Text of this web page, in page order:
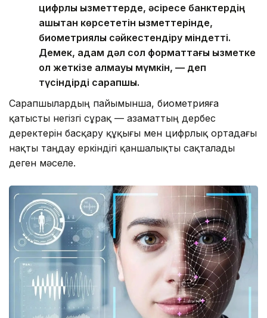
цифрлық қызметтерде, әсіресе банктердің
қашықтан көрсететін қызметтерінде,
биометриялық сәйкестендіру міндетті.
Демек, адам дәл сол форматтағы қызметке
қол жеткізе алмауы мүмкін, — деп
түсіндірді сарапшы.
Сарапшылардың пайымынша, биометрияға
қатысты негізгі сұрақ — азаматтың дербес
деректерін басқару құқығы мен цифрлық ортадағы
нақты таңдау еркіндігі қаншалықты сақталады
деген мәселе.